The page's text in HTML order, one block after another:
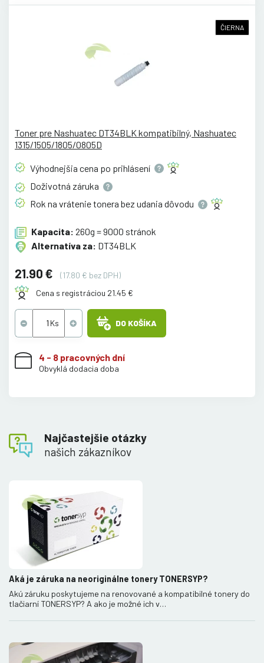
ČIERNA
Toner pre Nashuatec DT34BLK kompatibilný, Nashuatec
1315/1505/1805/0805D
Výhodnejšia cena po prihlásení
Doživotná záruka
Rok na vrátenie tonera bez udania dôvodu
Kapacita: 260g = 9000 stránok
Alternatíva za: DT34BLK
21.90 €
(17.80 € bez DPH)
Cena s registráciou 21.45 €
DO KOŠÍKA
4 - 8 pracovných dní
Obvyklá dodacia doba
Najčastejšie otázky
našich zákazníkov
Aká je záruka na neoriginálne tonery TONERSYP?
Akú záruku poskytujeme na renovované a kompatibilné tonery do
tlačiarní TONERSYP? A ako je možné ich v…